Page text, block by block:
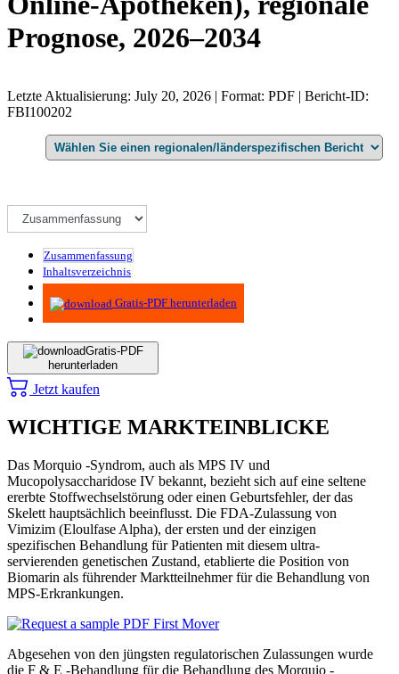
Prognose, 2026–2034
Letzte Aktualisierung: July 20, 2026 | Format: PDF | Bericht-ID:
FBI100202
Zusammenfassung
Inhaltsverzeichnis
Methodik
Gratis-PDF herunterladen
Gratis-PDF
herunterladen
Jetzt kaufen
WICHTIGE MARKTEINBLICKE
Das Morquio -Syndrom, auch als MPS IV und
Mucopolysaccharidose IV bekannt, bezieht sich auf eine seltene
ererbte Stoffwechselstörung oder einen Geburtsfehler, der das
Skelett hauptsächlich beeinflusst. Die FDA-Zulassung von
Vimizim (Eloulfase Alpha), der ersten und der einzigen
spezifischen Behandlung für Patienten mit diesem ultra-
servierenden genetischen Zustand, etablierte die Position von
Biomarin als führender Marktteilnehmer für die Behandlung von
MPS-Erkrankungen.
Abgesehen von den jüngsten regulatorischen Zulassungen wurde
die F & E -Behandlung für die Behandlung des Morquio -